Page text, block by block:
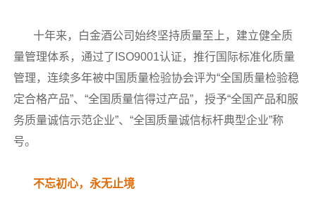
十年来，白金酒公司始终坚持质量至上，建立健全质
量管理体系，通过了ISO9001认证，推行国际标准化质量
管理，连续多年被中国质量检验协会评为“全国质量检验稳
定合格产品”、“全国质量信得过产品”，授予“全国产品和服
务质量诚信示范企业”、“全国质量诚信标杆典型企业”称
号。
不忘初心，永无止境